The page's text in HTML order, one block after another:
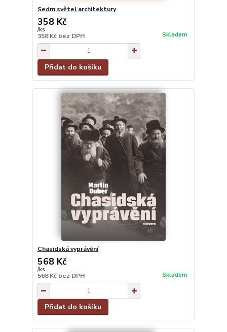
Sedm světel architektury
358 Kč
/ks
358 Kč bez DPH Skladem
Přidat do košíku
Chasidská vyprávění
568 Kč
/ks
568 Kč bez DPH Skladem
Přidat do košíku